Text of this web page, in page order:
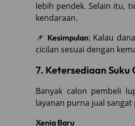
lebih pendek. Selain itu,
kendaraan.
📌 Kesimpulan: Kalau
cicilan sesuai dengan
7. Ketersediaan Suku
Banyak calon pembeli
layanan purna jual
Xenia Baru